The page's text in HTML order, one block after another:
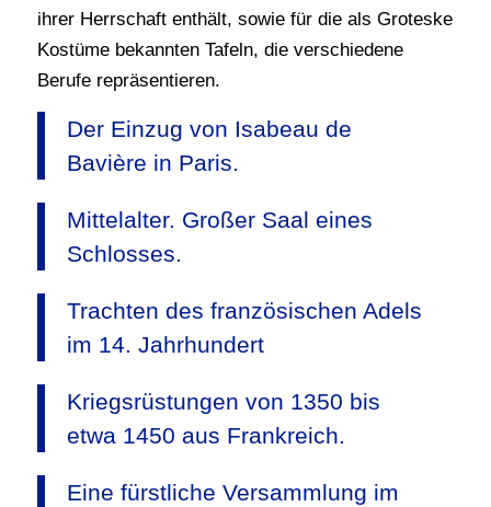
ihrer Herrschaft enthält, sowie für die als Groteske
Kostüme bekannten Tafeln, die verschiedene
Berufe repräsentieren.
Der Einzug von Isabeau de
Bavière in Paris.
Mittelalter. Großer Saal eines
Schlosses.
Trachten des französischen Adels
im 14. Jahrhundert
Kriegsrüstungen von 1350 bis
etwa 1450 aus Frankreich.
Eine fürstliche Versammlung im